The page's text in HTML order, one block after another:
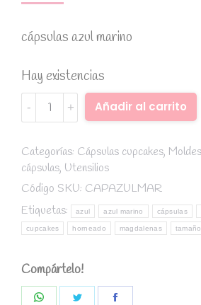
cápsulas azul marino
Hay existencias
Cápsulas
cupcakes
ud.
Azul
marino
quantity
Añadir al carrito
Categorías: Cápsulas cupcakes,
cápsulas, Utensilios
Código SKU: CAPAZULMAR
Etiquetas:
azul azul marino cápsulas
cupcakes horneado magdalenas
Compártelo!